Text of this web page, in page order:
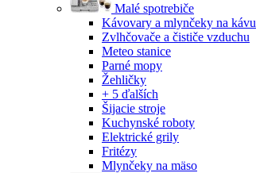
Malé spotrebiče
Kávovary a mlynčeky na kávu
Zvlhčovače a čističe vzduchu
Meteo stanice
Parné mopy
Žehličky
+ 5 ďalších
Šijacie stroje
Kuchynské roboty
Elektrické grily
Fritézy
Mlynčeky na mäso